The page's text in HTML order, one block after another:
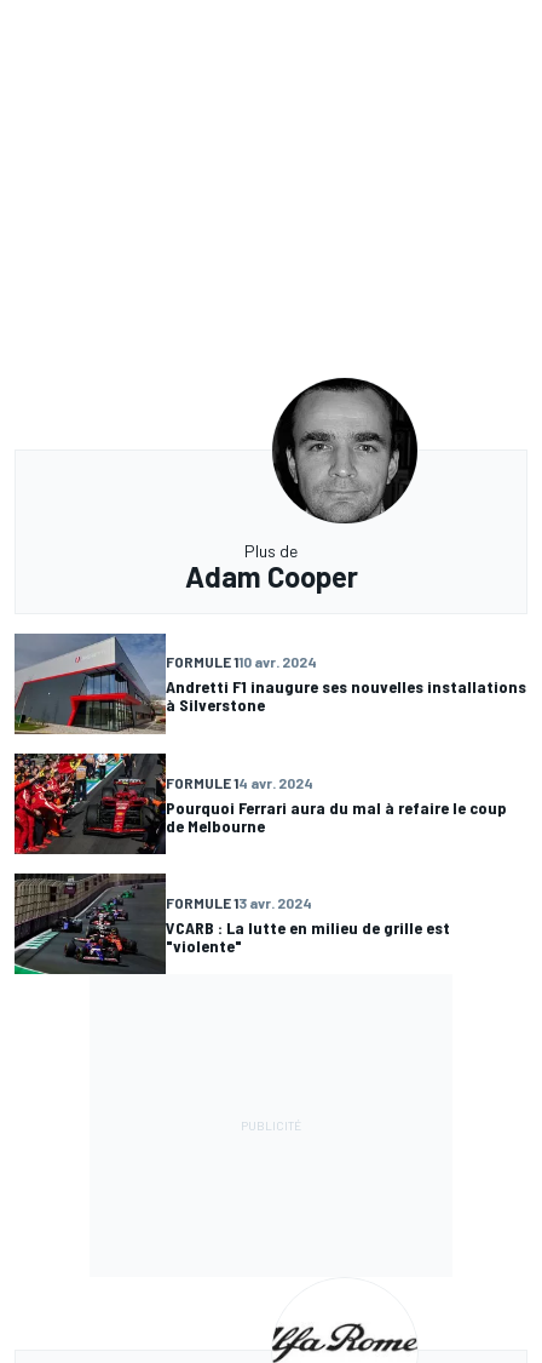
Plus de
Adam Cooper
FORMULE 110 avr. 2024
Andretti F1 inaugure ses nouvelles installations
à Silverstone
FORMULE 14 avr. 2024
Pourquoi Ferrari aura du mal à refaire le coup
de Melbourne
FORMULE 13 avr. 2024
VCARB : La lutte en milieu de grille est
"violente"